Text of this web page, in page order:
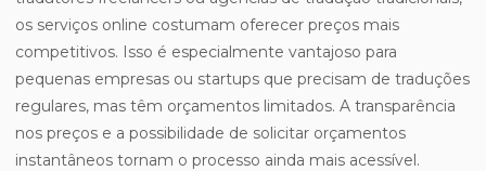
os serviços online costumam oferecer preços mais
competitivos. Isso é especialmente vantajoso para
pequenas empresas ou startups que precisam de traduções
regulares, mas têm orçamentos limitados. A transparência
nos preços e a possibilidade de solicitar orçamentos
instantâneos tornam o processo ainda mais acessível.